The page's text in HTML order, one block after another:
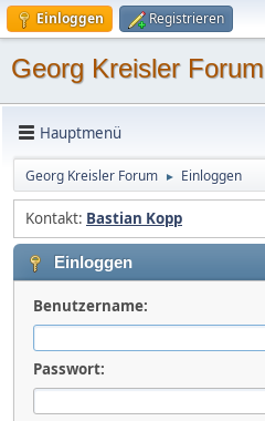
Einloggen Registrieren
Georg Kreisler Forum
Hauptmenü
Georg Kreisler Forum ► Einloggen
Kontakt: Bastian Kopp
Einloggen
Benutzername:
Passwort: